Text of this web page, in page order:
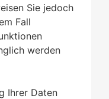
Sie jedoch
Fall
werden
Ihrer Daten